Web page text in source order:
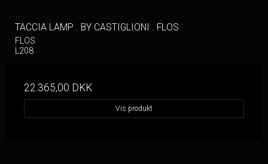
TACCIA LAMP . BY CASTIGLIONI . FLOS
FLOS
L208
22.365,00 DKK
Vis produkt